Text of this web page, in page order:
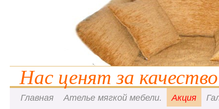
Нас ценят за
Главная Ателье мягкой мебели. Акция